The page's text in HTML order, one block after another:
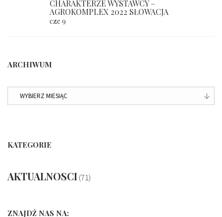
CHARAKTERZE WYSTAWCY –
AGROKOMPLEX 2022 SŁOWACJA
cze 9
ARCHIWUM
ARCHIWUM
KATEGORIE
AKTUALNOSCI(71)
ZNAJDŹ NAS NA: